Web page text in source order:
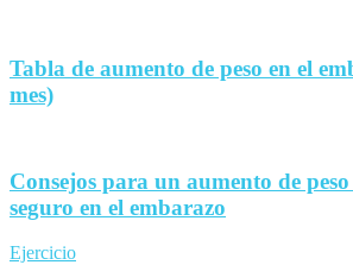
Tabla de aumento de peso en el
mes)
Consejos para un aumento de
seguro en el embarazo
Ejercicio